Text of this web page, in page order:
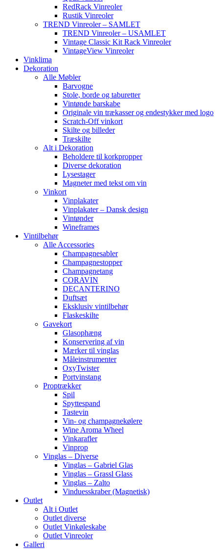
RedRack Vinreoler
Rustik Vinreoler
TREND Vinreoler – SAMLET
TREND Vinreoler – USAMLET
Vintage Classic Kit Rack Vinreoler
VintageView Vinreoler
Vinklima
Dekoration
Alle Møbler
Barvogne
Stole, borde og taburetter
Vintønde barskabe
Originale vin trækasser og endestykker med logo
Scratch-Off vinkort
Skilte og billeder
Træskilte
Alt i Dekoration
Beholdere til korkpropper
Diverse dekoration
Lysestager
Magneter med tekst om vin
Vinkort
Vinplakater
Vinplakater – Dansk design
Vintønder
Wineframes
Vintilbehør
Alle Accessories
Champagnesabler
Champagnestopper
Champagnetang
CORAVIN
DECANTERINO
Duftsæt
Eksklusiv vintilbehør
Flaskeskilte
Gavekort
Glasophæng
Konservering af vin
Mærker til vinglas
Måleinstrumenter
OxyTwister
Portvinstang
Proptrækker
Spil
Spyttespand
Tastevin
Vin- og champagnekølere
Wine Aroma Wheel
Vinkarafler
Vinprop
Vinglas – Diverse
Vinglas – Gabriel Glas
Vinglas – Grassl Glass
Vinglas – Zalto
Vinduesskraber (Magnetisk)
Outlet
Alt i Outlet
Outlet diverse
Outlet Vinkøleskabe
Outlet Vinreoler
Galleri